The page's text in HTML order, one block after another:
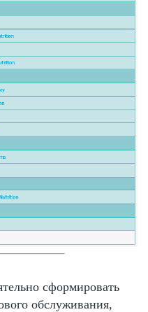
сформировать
обслуживания,